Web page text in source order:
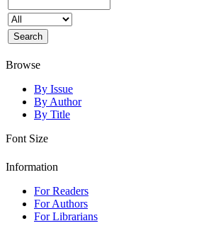
Browse
By Issue
By Author
By Title
Font Size
Information
For Readers
For Authors
For Librarians